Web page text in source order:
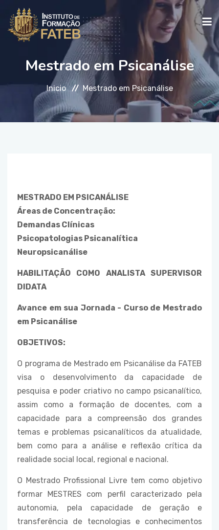
INICIO
INSTITUCIONAL
Mestrado em Psicanálise
Inicio Mestrado em Psicanálise
MESTRADO EM PSICANÁLISE
Áreas de Concentração:
Demandas Clínicas
Psicopatologias Psicanalítica
Neuropsicanálise
HABILITAÇÃO COMO ANALISTA SUPERVISOR
DIDATA
Avance em sua Jornada - Curso de Mestrado
em Psicanálise
OBJETIVOS:
O programa de Mestrado em Psicanálise da FATEB
visa o desenvolvimento da capacidade de
pesquisa e poder criativo no campo psicanalítico,
assim como a formação de docentes, com a
capacidade para a compreensão dos grandes
temas e problemas psicanalíticos da atualidade,
bem como para a análise e reflexão crítica da
realidade social local, regional e nacional.
O Mestrado Profissional Livre tem como objetivo
formar MESTRES com perfil caracterizado pela
autonomia, pela capacidade de geração e
transferência de tecnologias e conhecimentos